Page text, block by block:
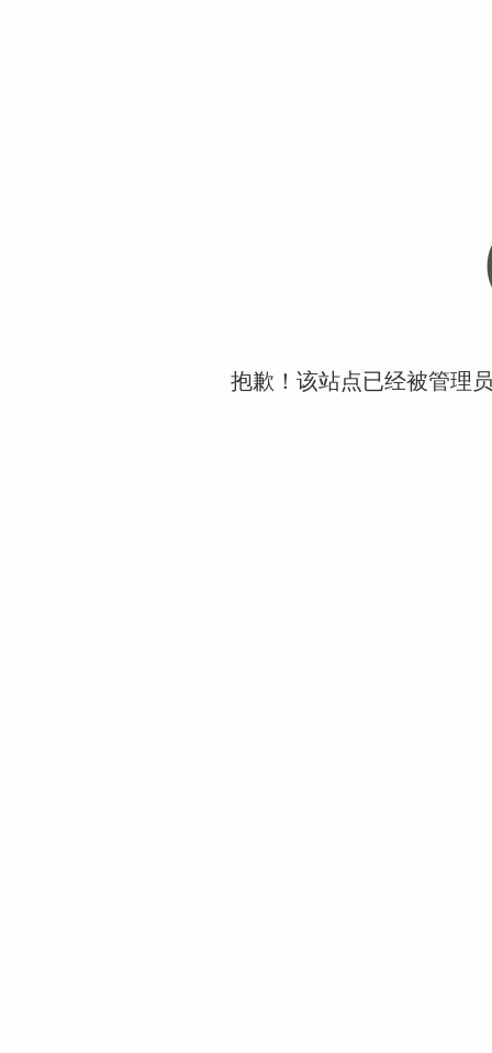
抱歉！该站点已经被管理